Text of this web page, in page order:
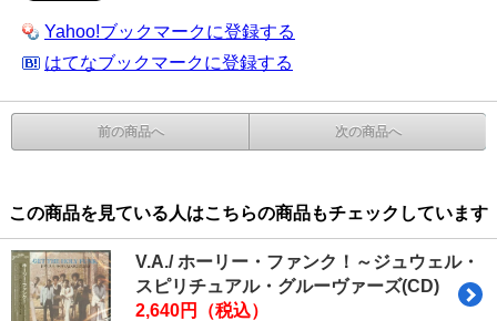
Yahoo!ブックマークに登録する
はてなブックマークに登録する
前の商品へ 次の商品へ
この商品を見ている人はこちらの商品もチェックしています
V.A./ ホーリー・ファンク！～ジュウェル・
スピリチュアル・グルーヴァーズ(CD)
2,640円（税込）